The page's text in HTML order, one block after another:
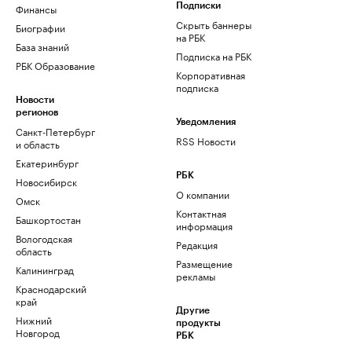
Финансы
Биографии
База знаний
РБК Образование
Новости
регионов
Санкт-Петербург
и область
Екатеринбург
Новосибирск
Омск
Башкортостан
Вологодская
область
Калининград
Краснодарский
край
Нижний
Новгород
Подписки
Скрыть баннеры
на РБК
Подписка на РБК
Корпоративная
подписка
Уведомления
RSS Новости
РБК
О компании
Контактная
информация
Редакция
Размещение
рекламы
Другие
продукты
РБК